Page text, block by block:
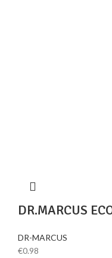
DR.MARCUS
DR-MARCUS
€0.98